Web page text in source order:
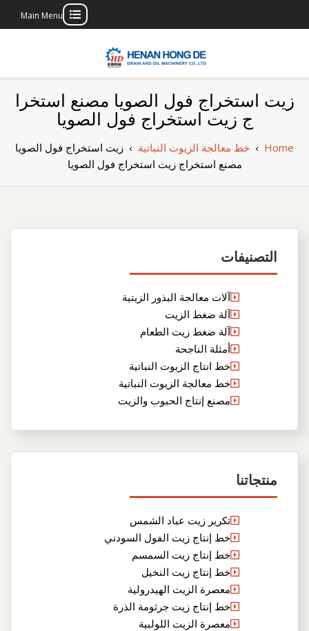
Main Menu
بناء مصنع إنتاج
الزيوت النباتية
الخاص بك
زيت استخراج فول الصويا مصنع استخرا
ج زيت استخراج فول الصويا
Home
› خط معالجة الزيوت النباتية › زيت استخراج فول الصويا
مصنع استخراج زيت استخراج فول الصويا
التصنيفات
آلات معالجة البذور الزيتية
آلة ضغط الزيت
آلة ضغط زيت الطعام
أمثلة الناجحة
خط انتاج الزيوت النباتية
خط معالجة الزيوت النباتية
مصنع إنتاج الحبوب والزيت
منتجاتنا
تكرير زيت عباد الشمس
خط إنتاج زيت الفول السودني
خط إنتاج زيت السمسم
خط إنتاج زيت النخيل
معصرة الزيت الهيدرولية
خط إنتاج زيت جرثومة الذرة
معصرة الزيت اللولبية